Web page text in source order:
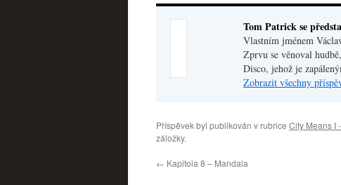
Tom Patrick se
Vlastním jménem
Zprvu se věnoval
Disco, jehož je
Zobrazit všechny
Příspěvek byl publikován v rubrice City Means I
záložky.
← Kapitola 8 – Mandala